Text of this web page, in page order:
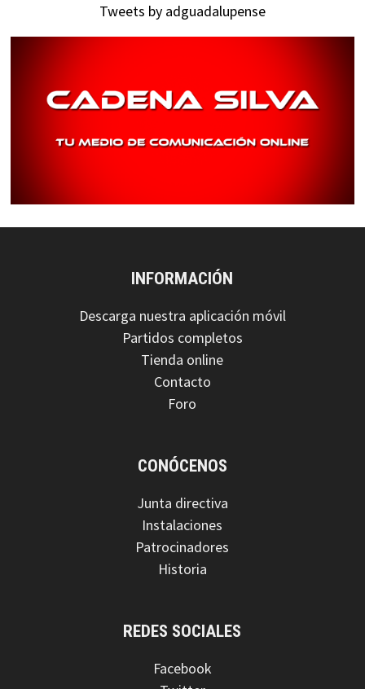
Tweets by adguadalupense
INFORMACIÓN
Descarga nuestra aplicación móvil
Partidos completos
Tienda online
Contacto
Foro
CONÓCENOS
Junta directiva
Instalaciones
Patrocinadores
Historia
REDES SOCIALES
Facebook